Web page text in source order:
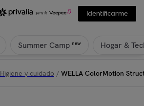
Identificarme
Summer Camp new Hogar &
Higiene y cuidado / WELLA ColorMotion